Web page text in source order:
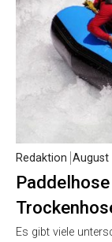
Redaktion August
Es gibt viele